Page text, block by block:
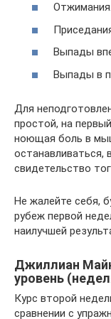
Отжимания.
Выпады
Выпады в
Для
простой, на
ноющая боль в
свидетельство
Не жалейте себя,
рубеж первой
наилучшей
Джиллиан
уровень
Курс второй
сравнении с